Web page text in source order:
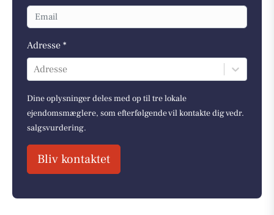
Adresse *
Adresse
Dine oplysninger deles med op til tre lokale
ejendomsmæglere, som efterfølgende vil kontakte dig vedr.
salgsvurdering.
Bliv kontaktet